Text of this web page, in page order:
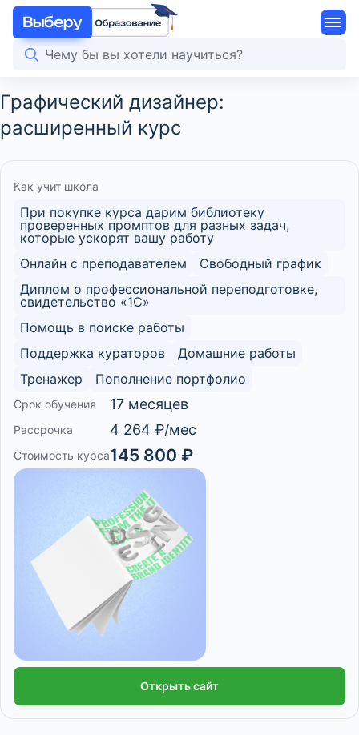
Графический дизайнер:
расширенный курс
Как учит школа
При покупке курса дарим библиотеку
проверенных промптов для разных задач,
которые ускорят вашу работу
Онлайн с преподавателем
Свободный график
Диплом о профессиональной переподготовке,
свидетельство «1С»
Помощь в поиске работы
Поддержка кураторов
Домашние работы
Тренажер
Пополнение портфолио
Срок обучения 17 месяцев
Рассрочка 4 264 ₽/мес
Стоимость курса145 800 ₽
Открыть сайт